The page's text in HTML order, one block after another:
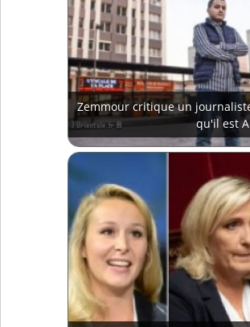
Zemmour critique un
qu'il est